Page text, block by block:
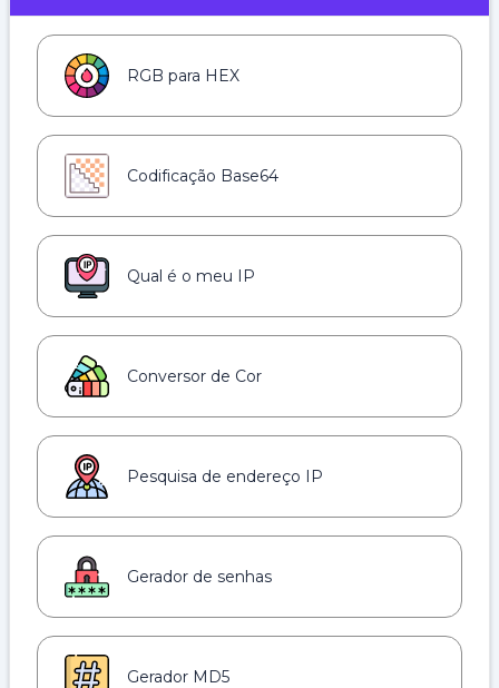
RGB para HEX
Codificação Base64
Qual é o meu IP
Conversor de Cor
Pesquisa de endereço IP
Gerador de senhas
Gerador MD5